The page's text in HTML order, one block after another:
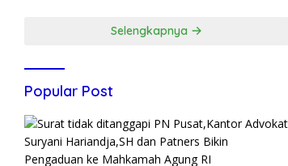
Selengkapnya
Popular Post